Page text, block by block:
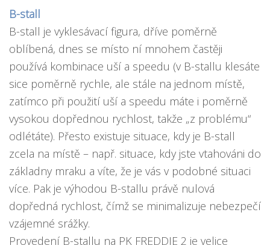
B-stall
B-stall je vyklesávací figura, dříve poměrně
oblíbená, dnes se místo ní mnohem častěji
používá kombinace uší a speedu (v B-stallu klesáte
sice poměrně rychle, ale stále na jednom místě,
zatímco při použití uší a speedu máte i poměrně
vysokou dopřednou rychlost, takže „z problému“
odlétáte). Přesto existuje situace, kdy je B-stall
zcela na místě – např. situace, kdy jste vtahováni do
základny mraku a víte, že je vás v podobné situaci
více. Pak je výhodou B-stallu právě nulová
dopředná rychlost, čímž se minimalizuje nebezpečí
vzájemné srážky.
Provedení B-stallu na PK FREDDIE 2 je velice